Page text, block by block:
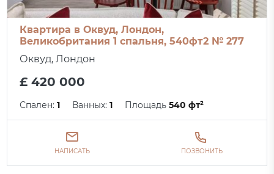
Квартира в Оквуд, Лондон,
Великобритания 1 спальня, 540фт2 № 277
Оквуд, Лондон
£ 420 000
Спален:1 Ванных:1 Площадь540 фт²
НАПИСАТЬ ПОЗВОНИТЬ